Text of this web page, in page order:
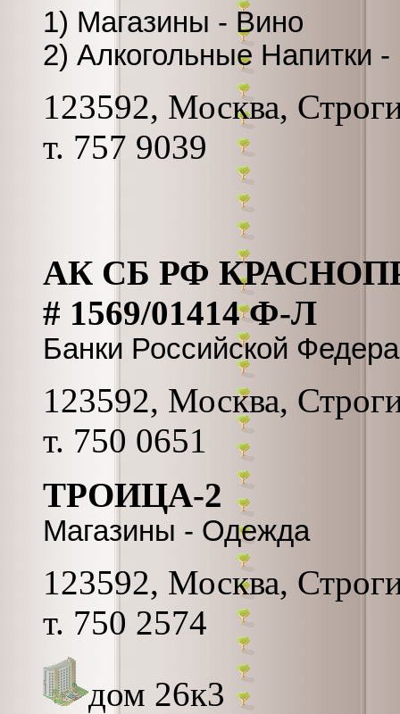
1) Магазины - Вино
2) Алкогольные Напитки
123592, Москва,
т. 757 9039
АК СБ РФ
# 1569/01414 Ф-Л
Банки Российской
123592, Москва,
т. 750 0651
ТРОИЦА-2
Магазины - Одежда
123592, Москва,
т. 750 2574
дом 26к3